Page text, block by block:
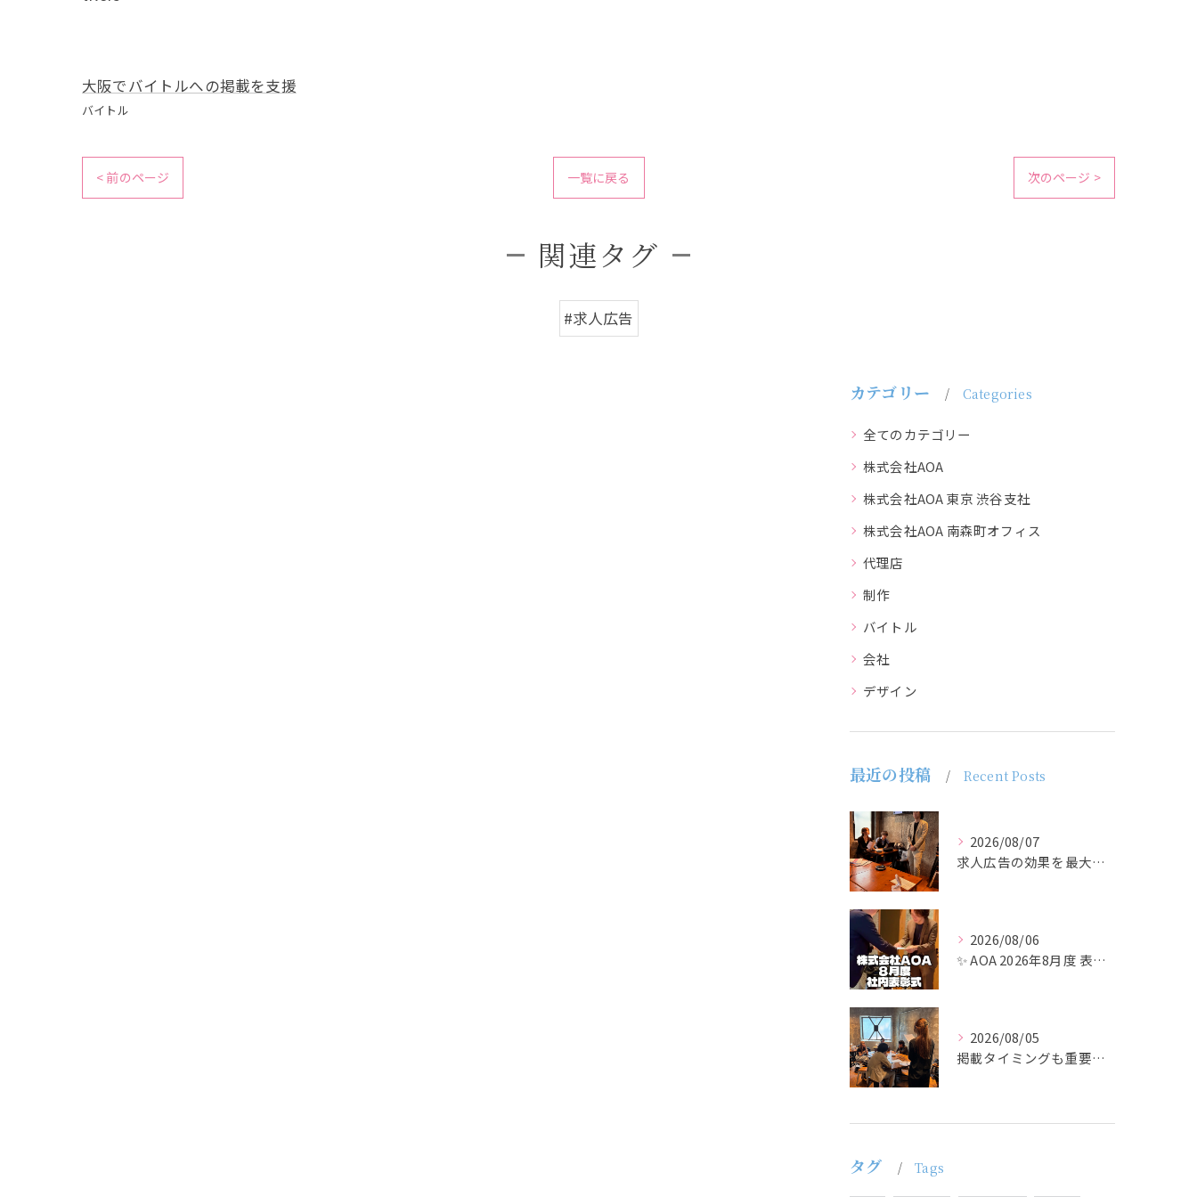
大阪でバイトルへの掲載を支援
バイトル
< 前のページ 一覧に戻る 次のページ >
関連タグ
#求人広告
カテゴリー Categories
全てのカテゴリー
株式会社AOA
株式会社AOA 東京 渋谷支社
株式会社AOA 南森町オフィス
代理店
制作
バイトル
会社
デザイン
最近の投稿 Recent Posts
2026/08/07
求人広告の効果を最大化するために最も重要なのは、掲載タイミン...
2026/08/06
✨ AOA 2026年8月度 表彰式レポート ✨
2026/08/05
掲載タイミングも重要で、業界動向や求職者の活動時期に合わせて...
タグ Tags